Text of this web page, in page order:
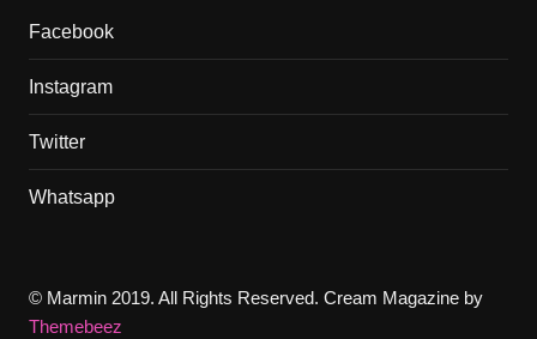
Facebook
Instagram
Twitter
Whatsapp
© Marmin 2019. All Rights Reserved. Cream Magazine by
Themebeez